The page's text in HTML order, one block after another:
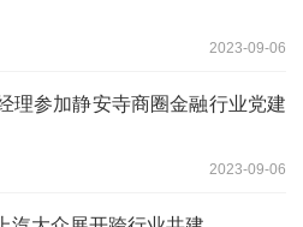
2023-09-06
理参加静安寺商圈金融行业党建
2023-09-06